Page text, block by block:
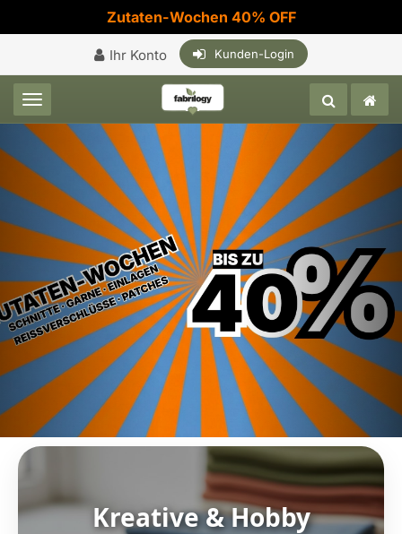
Zutaten-Wochen 40% OFF
Ihr Konto Kunden-Login
Toggle navigation
Kreative & Hobby